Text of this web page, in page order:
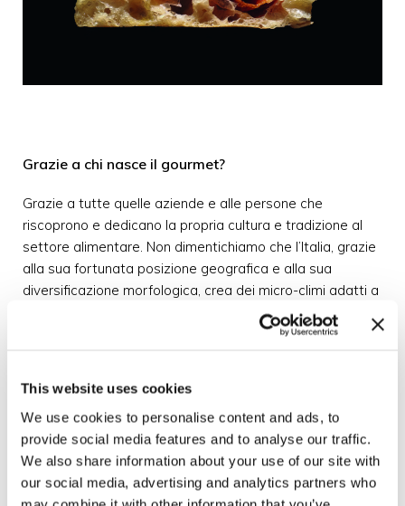
This website uses cookies
We use cookies to personalise content and ads, to
provide social media features and to analyse our traffic.
We also share information about your use of our site with
our social media, advertising and analytics partners who
Grazie a chi nasce il gourmet?
Grazie a tutte quelle aziende e alle persone che
riscoprono e dedicano la propria cultura e tradizione al
settore alimentare. Non dimentichiamo che l’Italia, grazie
alla sua fortunata posizione geografica e alla sua
diversificazione morfologica, crea dei micro-climi adatti a
produrre dei prodotti di eccellenza. Abbiamo 295
prodotti IGP, DOP e STG e, nel gustare il piatto gourmet,
invidia ai più grandi produttori vinicoli esteri. Insomma, gli
chef pizzaioli e gli chef di cucina non possono che
emozionarci e farci conoscere tutto del nostro tessuto
agroalimentare.